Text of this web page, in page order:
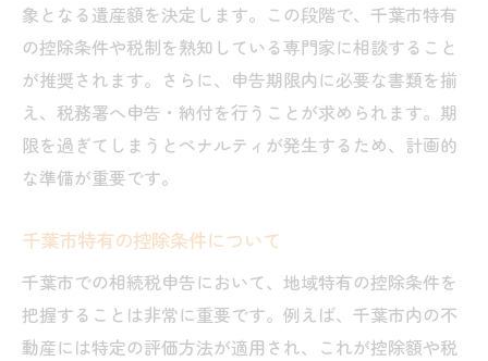
象となる遺産額を決定します。この段階で、千葉市特有
の控除条件や税制を熟知している専門家に相談すること
が推奨されます。さらに、申告期限内に必要な書類を揃
え、税務署へ申告・納付を行うことが求められます。期
限を過ぎてしまうとペナルティが発生するため、計画的
な準備が重要です。
千葉市特有の控除条件について
千葉市での相続税申告において、地域特有の控除条件を
把握することは非常に重要です。例えば、千葉市内の不
動産には特定の評価方法が適用され、これが控除額や税